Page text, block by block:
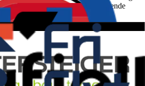
flat tur, som ikke er veldig krevende
fredag kl. 16.30 - 2-3 timer + transport
i både furumoer og granskog.
byr på noen utfordringer, men inneholder